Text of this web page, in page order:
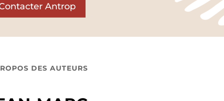
Contacter Antrop
DES AUTEURS